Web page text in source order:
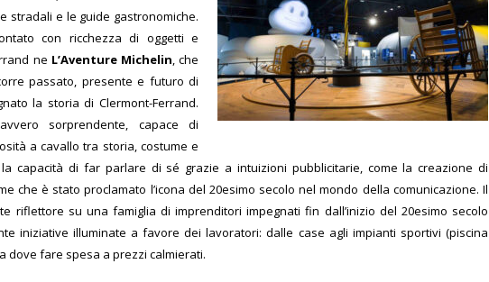
stradali e le guide gastronomiche.
con ricchezza di oggetti e
ne L’Aventure Michelin, che
passato, presente e futuro di
la storia di Clermont-Ferrand.
sorprendente, capace di
a cavallo tra storia, costume e
capacità di far parlare di sé grazie a intuizioni pubblicitarie, come la creazione di
che è stato proclamato l’icona del 20esimo secolo nel mondo della comunicazione. Il
riflettore su una famiglia di imprenditori impegnati fin dall’inizio del 20esimo secolo
iniziative illuminate a favore dei lavoratori: dalle case agli impianti sportivi (piscina
dove fare spesa a prezzi calmierati.